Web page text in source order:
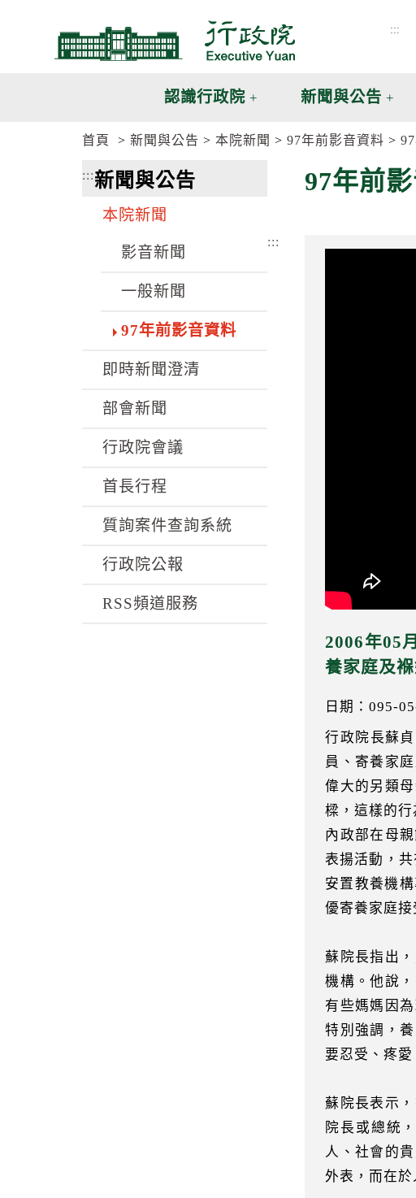
:::
認識行政院 新聞與公告
首頁 新聞與公告 本院新聞 97年前影音資料
:::新聞與公告
本院新聞
影音新聞
一般新聞
97年前影音資料
即時新聞澄清
部會新聞
行政院會議
首長行程
質詢案件查詢系統
行政院公報
RSS頻道服務
97年前
:::
2006年05
養家庭及
日期：095-
行政院長蘇
員、寄養家
偉大的另類
樑，這樣的行
內政部在母
表揚活動，
安置教養機
優寄養家庭接
蘇院長指出
機構。他說
有些媽媽因
特別強調，
要忍受、疼
蘇院長表示
院長或總統
人、社會的
外表，而在